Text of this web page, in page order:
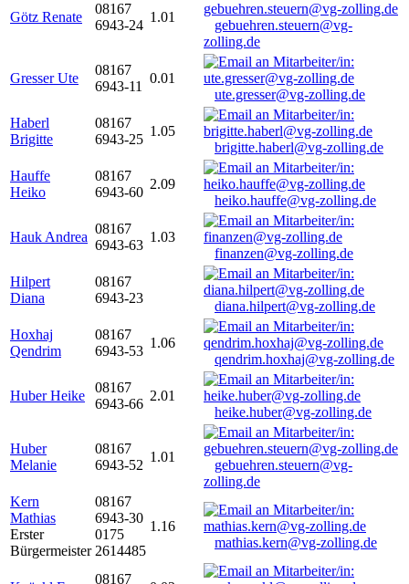
Götz Renate
08167
6943-24
1.01
gebuehren.steuern@vg-
zolling.de
Gresser Ute
08167
6943-11
0.01
ute.gresser@vg-zolling.de
Haberl
Brigitte
08167
6943-25
1.05
brigitte.haberl@vg-zolling.de
Hauffe
Heiko
08167
6943-60
2.09
heiko.hauffe@vg-zolling.de
Hauk Andrea
08167
6943-63
1.03
finanzen@vg-zolling.de
Hilpert
Diana
08167
6943-23
diana.hilpert@vg-zolling.de
Hoxhaj
Qendrim
08167
6943-53
1.06
qendrim.hoxhaj@vg-zolling.de
Huber Heike
08167
6943-66
2.01
heike.huber@vg-zolling.de
Huber
Melanie
08167
6943-52
1.01
gebuehren.steuern@vg-
zolling.de
Kern
Mathias
Erster
Bürgermeister
08167
6943-30
0175
2614485
1.16
mathias.kern@vg-zolling.de
08167